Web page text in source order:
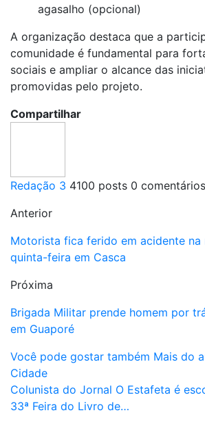
agasalho (opcional)
A organização destaca que a
comunidade é fundamental para
sociais e ampliar o alcance das
promovidas pelo projeto.
Compartilhar
Redação 3 4100 posts 0 comentários
Anterior
Motorista fica ferido em acidente na
quinta-feira em Casca
Próxima
Brigada Militar prende homem por
em Guaporé
Você pode gostar também Mais do
Cidade
Colunista do Jornal O Estafeta é
33ª Feira do Livro de…